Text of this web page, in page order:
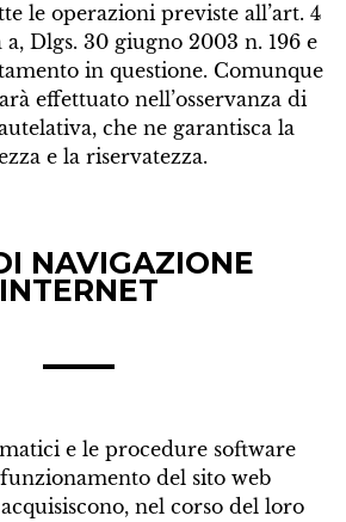
le operazioni previste all’art. 4
Dlgs. 30 giugno 2003 n. 196 e
in questione. Comunque
effettuato nell’osservanza di
che ne garantisca la
e la riservatezza.
NAVIGAZIONE
INTERNET
e le procedure software
del sito web
nel corso del loro